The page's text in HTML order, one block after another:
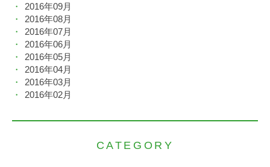
2016年09月
2016年08月
2016年07月
2016年06月
2016年05月
2016年04月
2016年03月
2016年02月
CATEGORY